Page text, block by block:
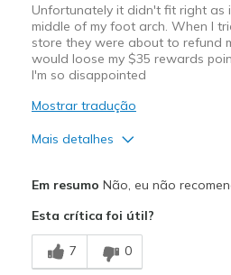
Unfortunately it didn't fit right as
middle of my foot arch. When I
store they were about to refund
would loose my $35 rewards
I'm so disappointed
Mostrar tradução
Mais detalhes
Breathe Well
Comfortable
Em resumo Não, eu não
Esta crítica foi útil?
7 0